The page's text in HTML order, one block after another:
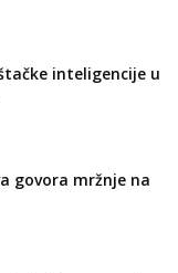
inteligencije u
govora mržnje na